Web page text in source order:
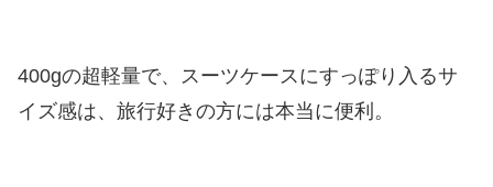
400gの超軽量で、スーツケースにすっぽり入るサ
イズ感は、旅行好きの方には本当に便利。